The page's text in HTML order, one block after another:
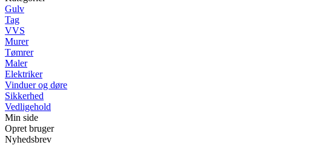
Gulv
Tag
VVS
Murer
Tømrer
Maler
Elektriker
Vinduer og døre
Sikkerhed
Vedligehold
Min side
Opret bruger
Nyhedsbrev